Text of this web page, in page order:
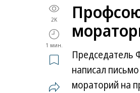
2K
1 мин.
Председатель
написал
мораторий на